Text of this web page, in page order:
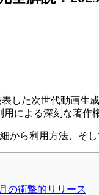
した次世代動画生
による深刻な著作
から利用方法、そ
の衝撃的リリース